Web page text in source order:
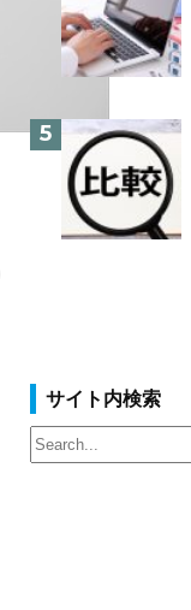
サイト内検索
検
索